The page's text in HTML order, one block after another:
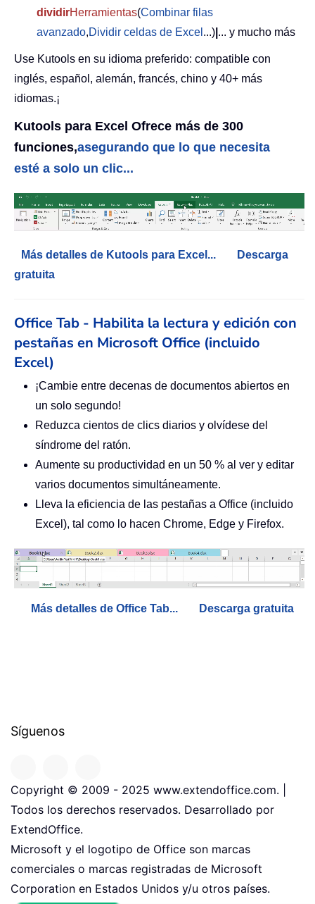
dividirHerramientas(Combinar filas
avanzado,Dividir celdas de Excel ...) ... y mucho más
Use Kutools en su idioma preferido: compatible con
inglés, español, alemán, francés, chino y 40+ más
idiomas.¡
Kutools para Excel Ofrece más de 300
funciones,asegurando que lo que necesita
esté a solo un clic...
Más detalles de Kutools para Excel...
Descarga
gratuita
Office Tab - Habilita la lectura y edición con
pestañas en Microsoft Office (incluido
Excel)
¡Cambie entre decenas de documentos abiertos en
un solo segundo!
Reduzca cientos de clics diarios y olvídese del
síndrome del ratón.
Aumente su productividad en un 50 % al ver y editar
varios documentos simultáneamente.
Lleva la eficiencia de las pestañas a Office (incluido
Excel), tal como lo hacen Chrome, Edge y Firefox.
Más detalles de Office Tab... Descarga gratuita
Síguenos
Copyright © 2009 - 2025 www.extendoffice.com. |
Todos los derechos reservados. Desarrollado por
ExtendOffice.
Microsoft y el logotipo de Office son marcas
comerciales o marcas registradas de Microsoft
Corporation en Estados Unidos y/u otros países.